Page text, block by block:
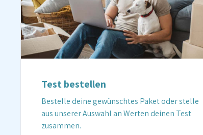
Test bestellen
Bestelle deine gewünschtes Paket oder stelle
aus unserer Auswahl an Werten deinen Test
zusammen.